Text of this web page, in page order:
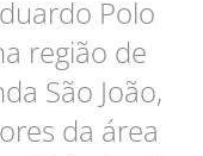
Polo
região de
São João,
da área